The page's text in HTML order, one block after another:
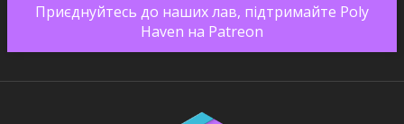
Приєднуйтесь до наших лав, підтримайте Poly
Haven на Patreon